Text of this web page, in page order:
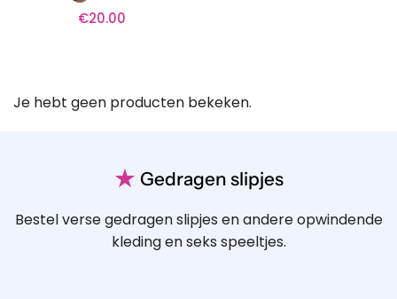
€20.00
Je hebt geen producten bekeken.
★ Gedragen slipjes
Bestel verse gedragen slipjes en andere opwindende
kleding en seks speeltjes.